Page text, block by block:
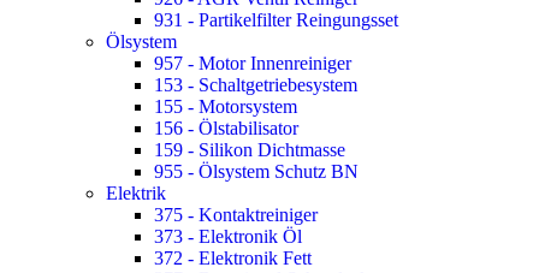
931 - Partikelfilter Reingungsset
Ölsystem
957 - Motor Innenreiniger
153 - Schaltgetriebesystem
155 - Motorsystem
156 - Ölstabilisator
159 - Silikon Dichtmasse
955 - Ölsystem Schutz BN
Elektrik
375 - Kontaktreiniger
373 - Elektronik Öl
372 - Elektronik Fett